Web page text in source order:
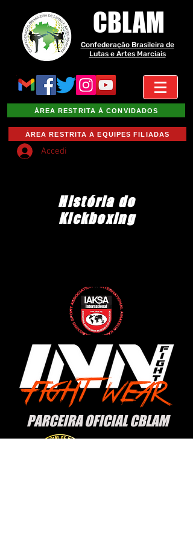
CBLAM
Confederação Brasileira de
Lutas e Artes Marciais
ÁREA RESTRITA À CONVIDADOS
ÁREA RESTRITA À EQUIPES FILIADAS
Accedi
História do
Kickboxing
PARCEIRA OFICIAL CBLAM